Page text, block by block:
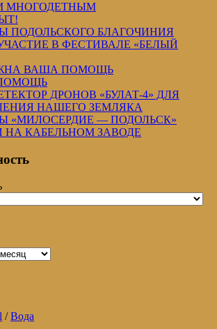
МНОГОДЕТНЫМ
ПОДОЛЬСКОГО БЛАГОЧИНИЯ
В ФЕСТИВАЛЕ «БЕЛЫЙ
ВАША ПОМОЩЬ
ДРОНОВ «БУЛАТ-4» ДЛЯ
НАШЕГО ЗЕМЛЯКА
«МИЛОСЕРДИЕ — ПОДОЛЬСК»
НА КАБЕЛЬНОМ ЗАВОДЕ
/Вода